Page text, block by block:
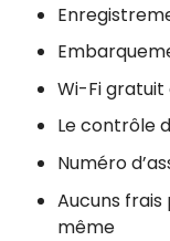
Wi-Fi gratuit
Le contrôle
Numéro
Aucuns
même